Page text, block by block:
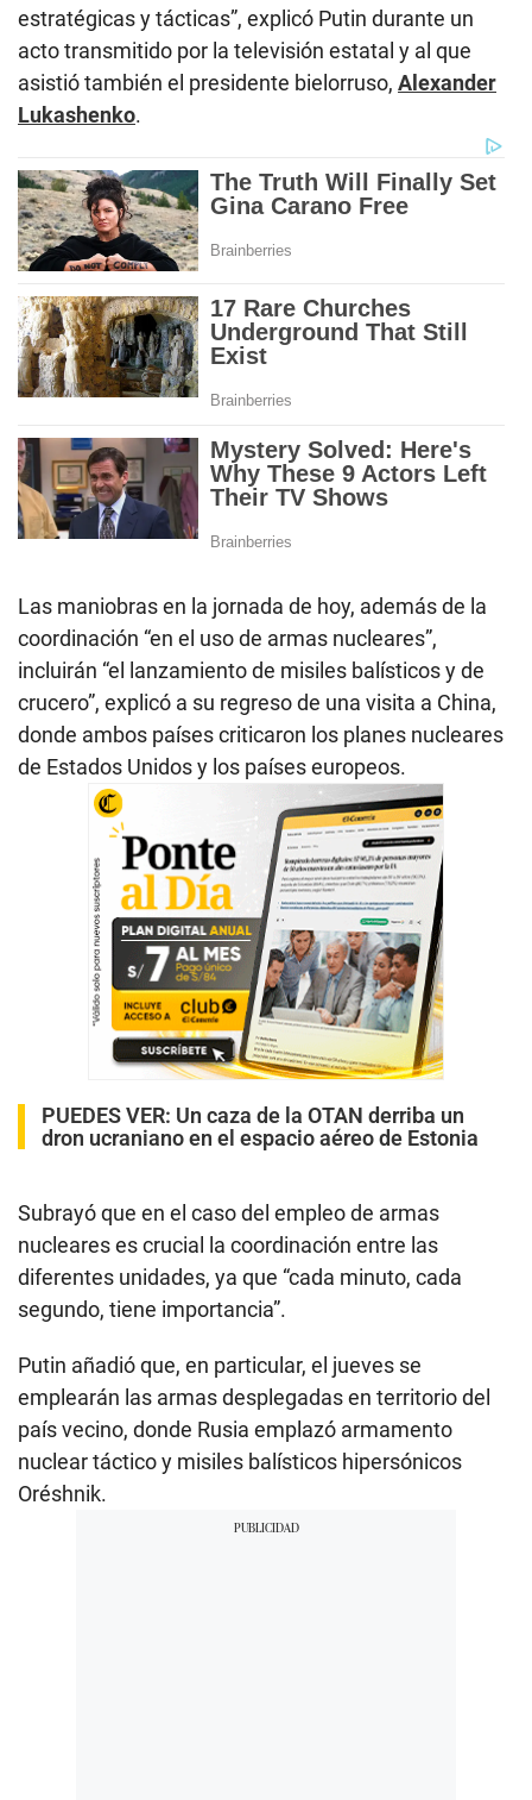
estratégicas y tácticas”, explicó Putin durante un
acto transmitido por la televisión estatal y al que
asistió también el presidente bielorruso, Alexander
Lukashenko.
Las maniobras en la jornada de hoy, además de la
coordinación “en el uso de armas nucleares”,
incluirán “el lanzamiento de misiles balísticos y de
crucero”, explicó a su regreso de una visita a China,
donde ambos países criticaron los planes nucleares
de Estados Unidos y los países europeos.
PUEDES VER: Un caza de la OTAN derriba un
dron ucraniano en el espacio aéreo de Estonia
Subrayó que en el caso del empleo de armas
nucleares es crucial la coordinación entre las
diferentes unidades, ya que “cada minuto, cada
segundo, tiene importancia”.
Putin añadió que, en particular, el jueves se
emplearán las armas desplegadas en territorio del
país vecino, donde Rusia emplazó armamento
nuclear táctico y misiles balísticos hipersónicos
Oréshnik.